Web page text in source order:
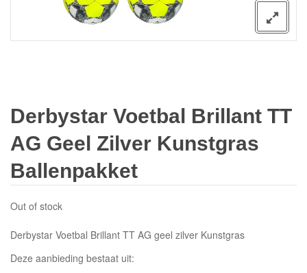
Derbystar Voetbal Brillant TT
AG Geel Zilver Kunstgras
Ballenpakket
Out of stock
Derbystar Voetbal Brillant TT AG geel zilver Kunstgras
Deze aanbieding bestaat uit: